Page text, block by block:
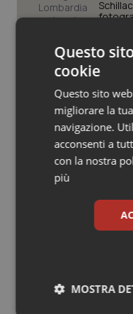
Oncologia &
Psoriasi & pelle
Quotidiano
Quotidiano
Quotidiano
Quotidiano
Rene &
Case
San
Ultime analisi
Cloud
Questo
cookie
Questo sito
migliorare la
navigazione.
acconsenti a
con la nostra
più
MOSTRA